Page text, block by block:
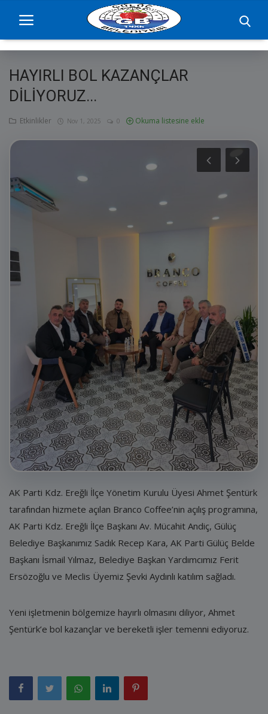
Ana Sayfa
Başkan
Hizmetler
E-Belediye
Kayıt
HAYIRLI BOL KAZANÇLAR
DİLİYORUZ...
Etkinlikler Nov 1, 2025 0 Okuma listesine ekle
AK Parti Kdz. Ereğli İlçe Yönetim Kurulu Üyesi Ahmet Şentürk
tarafından hizmete açılan Branco Coffee’nin açılış programına,
AK Parti Kdz. Ereğli İlçe Başkanı Av. Mücahit Andiç, Gülüç
Belediye Başkanımız Sadık Recep Kara, AK Parti Gülüç Belde
Başkanı İsmail Yılmaz, Belediye Başkan Yardımcımız Ferit
Ersözoğlu ve Meclis Üyemiz Şevki Aydınlı katılım sağladı.
Yeni işletmenin bölgemize hayırlı olmasını diliyor, Ahmet
Şentürk’e bol kazançlar ve bereketli işler temenni ediyoruz.